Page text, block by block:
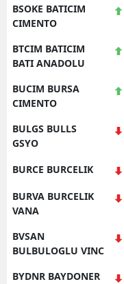
BSOKE BATICIM
CIMENTO
BTCIM BATICIM
BATI ANADOLU
BUCIM BURSA
CIMENTO
BULGS BULLS
GSYO
BURCE BURCELIK
BURVA BURCELIK
VANA
BVSAN
BULBULOGLU VINC
BYDNR BAYDONER